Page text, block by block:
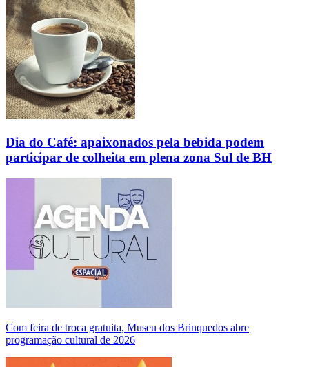
Dia do Café: apaixonados pela bebida podem
participar de colheita em plena zona Sul de BH
Com feira de troca gratuita, Museu dos Brinquedos abre
programação cultural de 2026